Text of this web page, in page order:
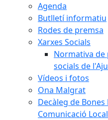
Agenda
Butlletí informatiu
Rodes de premsa
Xarxes Socials
Normativa de
socials de
Vídeos i fotos
Ona Malgrat
Decàleg de
Comunicació